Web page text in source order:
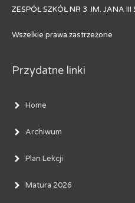
ZESPÓŁ SZKÓŁ NR 3 IM. JANA III
Wszelkie prawa zastrzeżone
Przydatne linki
Home
Archiwum
Plan Lekcji
Matura 2026